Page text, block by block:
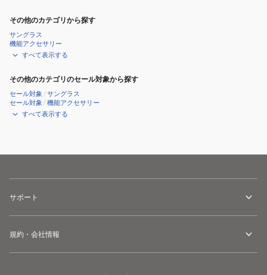
その他のカテゴリから探す
サングラス
機能アクセサリー
すべて表示する
その他のカテゴリのセール対象から探す
セール対象 /サングラス
セール対象 /機能アクセサリー
すべて表示する
サポート
規約・会社情報